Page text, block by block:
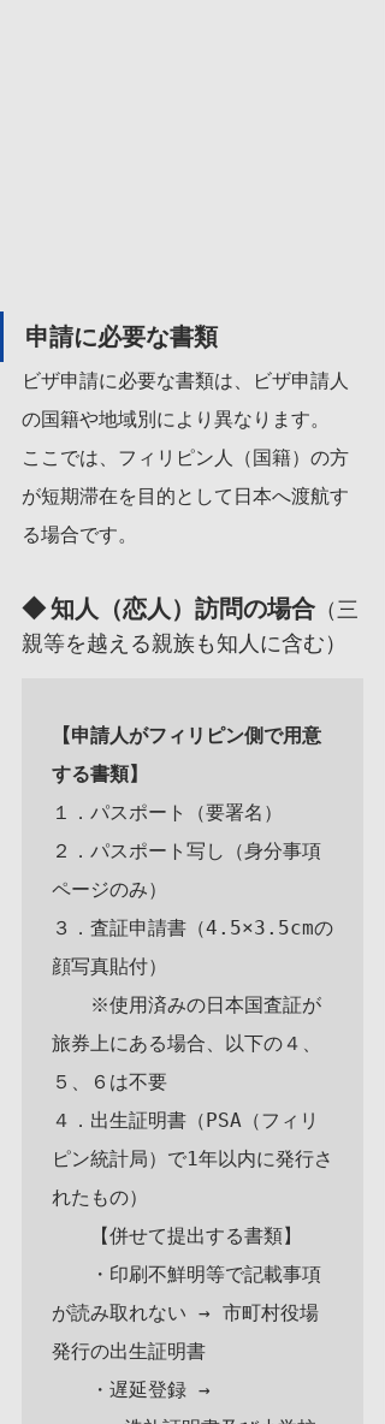
申請に必要な書類
ビザ申請に必要な書類は、ビザ申請人
の国籍や地域別により異なります。
ここでは、フィリピン人（国籍）の方
が短期滞在を目的として日本へ渡航す
る場合です。
◆ 知人（恋人）訪問の場合 （三
親等を越える親族も知人に含む）
【申請人がフィリピン側で用意
１．パスポート（要署名）
２．パスポート写し（身分事項
ページのみ）
３．査証申請書（4.5×3.5cmの
顔写真貼付）
※使用済みの日本国査証が
旅券上にある場合、以下の４、
５、６は不要
４．出生証明書（PSA（フィリ
ピン統計局）で1年以内に発行さ
れたもの）
【併せて提出する書類】
・印刷不鮮明等で記載事項
が読み取れない → 市町村役場
発行の出生証明書
・遅延登録 →